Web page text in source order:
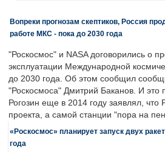
Вопреки прогнозам скептиков, Россия
работе МКС - пока до 2030 года
"Роскосмос" и NASA договорились о
эксплуатации Международной
до 2030 года. Об этом сообщил
"Роскосмоса" Дмитрий Баканов. И это
Рогозин еще в 2014 году заявлял, что
проекта, а самой станции "пора на
«Роскосмос» планирует запуск двух
года